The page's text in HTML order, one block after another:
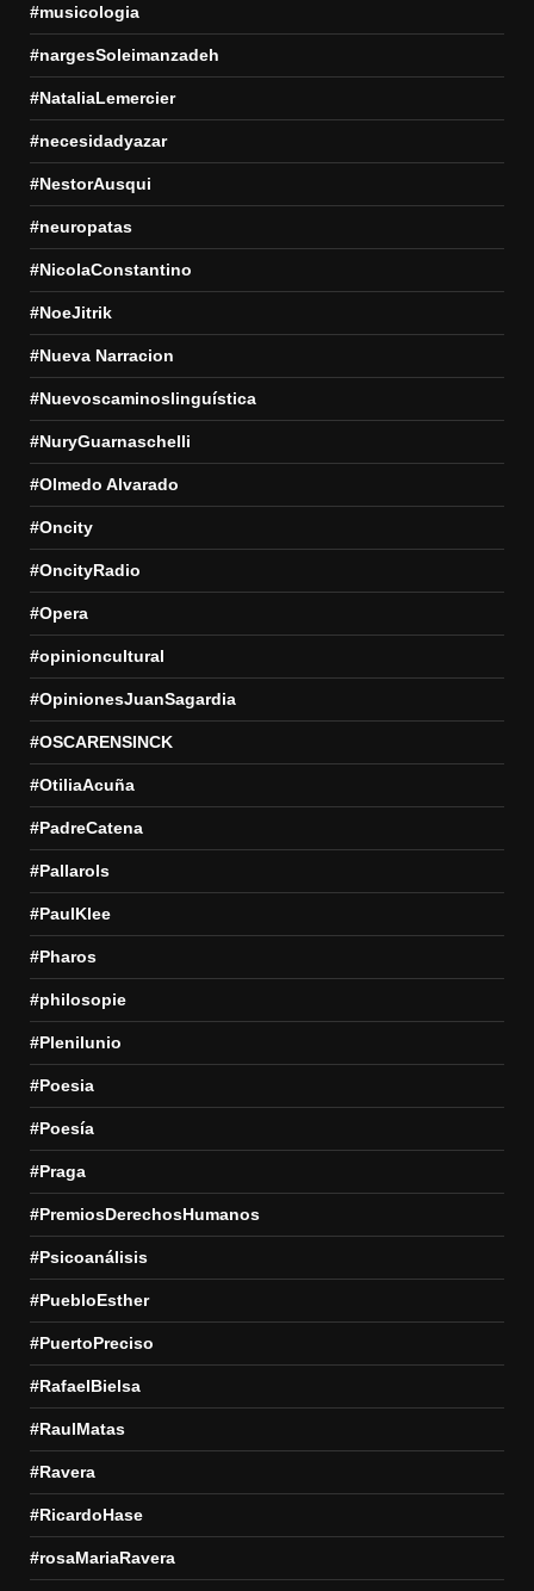
#musicologia
#nargesSoleimanzadeh
#NataliaLemercier
#necesidadyazar
#NestorAusqui
#neuropatas
#NicolaConstantino
#NoeJitrik
#Nueva Narracion
#Nuevoscaminoslinguística
#NuryGuarnaschelli
#Olmedo Alvarado
#Oncity
#OncityRadio
#Opera
#opinioncultural
#OpinionesJuanSagardia
#OSCARENSINCK
#OtiliaAcuña
#PadreCatena
#Pallarols
#PaulKlee
#Pharos
#philosopie
#Plenilunio
#Poesia
#Poesía
#Praga
#PremiosDerechosHumanos
#Psicoanálisis
#PuebloEsther
#PuertoPreciso
#RafaelBielsa
#RaulMatas
#Ravera
#RicardoHase
#rosaMariaRavera